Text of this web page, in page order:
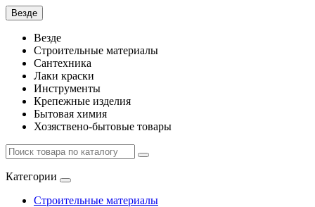
Везде
Везде
Строительные материалы
Сантехника
Лаки краски
Инструменты
Крепежные изделия
Бытовая химия
Хозяствено-бытовые товары
Категории
Строительные материалы